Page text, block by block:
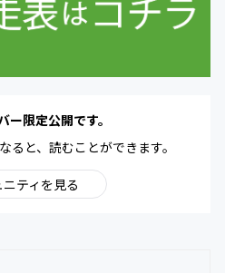
ー限定公開です。
ると、読むことができます。
ティを見る